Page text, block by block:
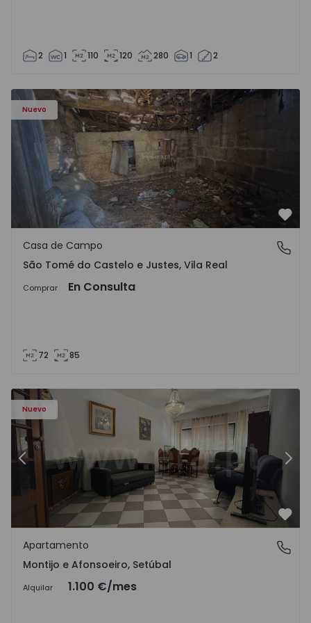
2 1 110 120 280 1 2
Nuevo
Casa Vila Real, São Tomé do Castelo e Justes - 1575189 - 1
São Tomé do Castelo e Justes, Vila Real
Casa de Campo
São Tomé do Castelo e Justes, Vila Real
Comprar En Consulta
72 85
Nuevo
- 1
Apartamento T2 Montijo, Montijo e Afonsoeiro -
Anterior
Montijo e Afonsoeiro, Setúbal
Apartamento
Montijo e Afonsoeiro, Setúbal
Alquilar 1.100 €/mes